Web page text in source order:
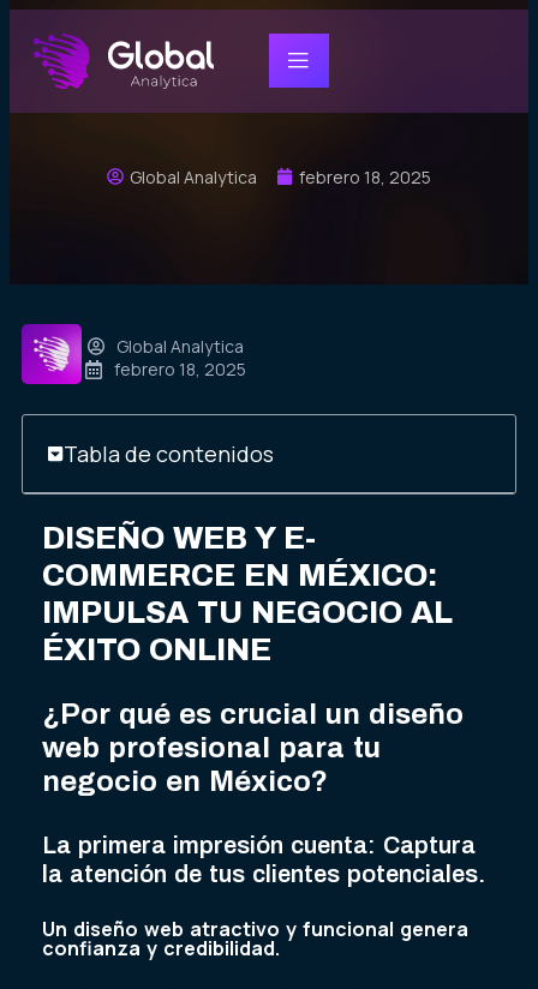
Global Analytica febrero 18, 2025
Global Analytica
febrero 18, 2025
Tabla de contenidos
DISEÑO WEB Y E-
COMMERCE EN MÉXICO:
IMPULSA TU NEGOCIO AL
ÉXITO ONLINE
¿Por qué es crucial un diseño
web profesional para tu
negocio en México?
La primera impresión cuenta: Captura
la atención de tus clientes potenciales.
Un diseño web atractivo y funcional genera
confianza y credibilidad.